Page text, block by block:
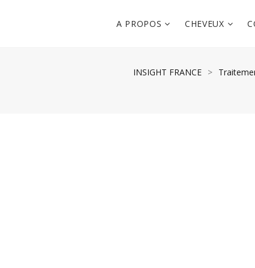
A PROPOS CHEVEUX
INSIGHT FRANCE >